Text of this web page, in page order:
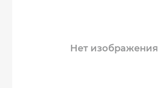
Нет изображения